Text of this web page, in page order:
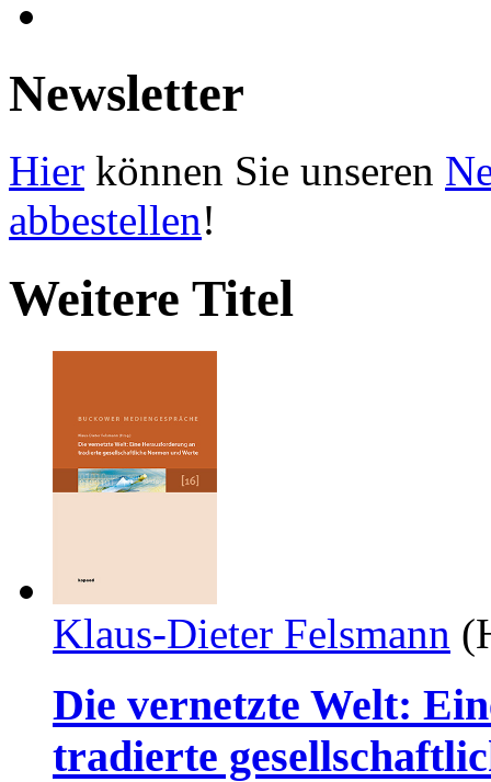
Newsletter
Hier können Sie unseren
abbestellen!
Weitere Titel
Klaus-Dieter Felsmann
Die vernetzte Welt:
tradierte